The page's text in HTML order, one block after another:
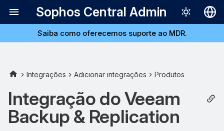
Sophos Central Admin
Deutsch
Español
Italiano
日本語
Saiba como oferecemos suporte ao MDR.
Integrações Adicionar integrações Produtos
Integração do Veeam
Backup & Replication